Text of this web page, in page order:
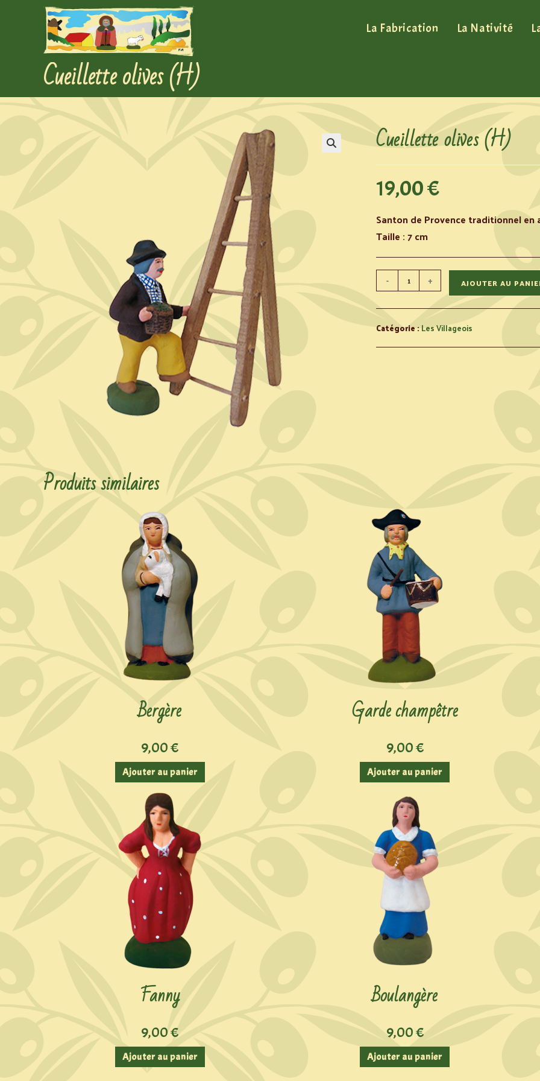
La Fabrication La Nativité
Cueillette olives (H)
Cueillette olives (H)
19,00€
Santon de Provence traditionnel
Taille : 7 cm
- + AJOUTER AU
Catégorie :Les Villageois
Produits similaires
Bergère
9,00€
Ajouter au panier
Garde champêtre
9,00€
Ajouter au panier
Fanny
9,00€
Ajouter au panier
Boulangère
9,00€
Ajouter au panier